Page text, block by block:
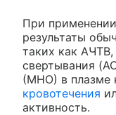
При
результаты
таких как
свертывания
(МНО) в плазме
кровотечения
активность.